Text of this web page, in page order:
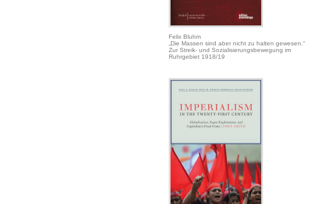
Felix Bluhm
„Die Massen sind aber nicht zu halten gewesen.“
Zur Streik- und Sozialisierungsbewegung im
Ruhrgebiet 1918/19